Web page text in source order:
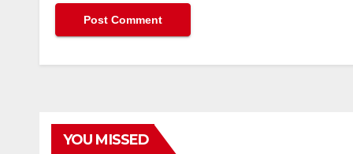
YOU MISSED